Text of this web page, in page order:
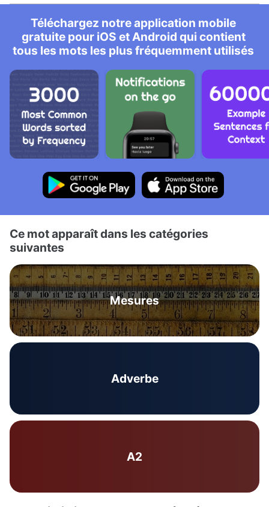
Téléchargez notre application mobile
gratuite pour iOS et Android qui contient
tous les mots les plus fréquemment utilisés
Ce mot apparaît dans les catégories
suivantes
Mesures
Adverbe
A2